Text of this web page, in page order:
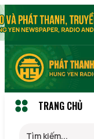
TRANG CHỦ